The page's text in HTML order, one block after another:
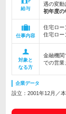
給与
遇の変
初年度の
仕事内容
住宅ロー
住宅ロー
対象と
なる方
金融機関
での営業
企業データ
設立：2001年12月／